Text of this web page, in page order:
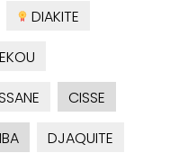
DIAKITE
CISSE
DJAQUITE